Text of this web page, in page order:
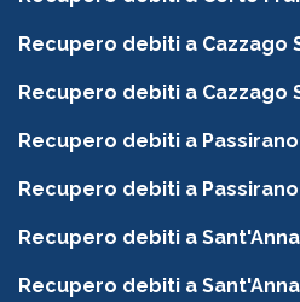
Recupero debiti a Cazzago
Recupero debiti a Cazzago
Recupero debiti a Passirano
Recupero debiti a Passirano
Recupero debiti a Sant'Anna
Recupero debiti a Sant'Anna